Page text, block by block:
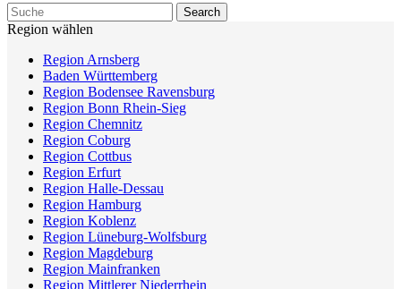
Region wählen
Region Arnsberg
Baden Württemberg
Region Bodensee Ravensburg
Region Bonn Rhein-Sieg
Region Chemnitz
Region Coburg
Region Cottbus
Region Erfurt
Region Halle-Dessau
Region Hamburg
Region Koblenz
Region Lüneburg-Wolfsburg
Region Magdeburg
Region Mainfranken
Region Mittlerer Niederrhein